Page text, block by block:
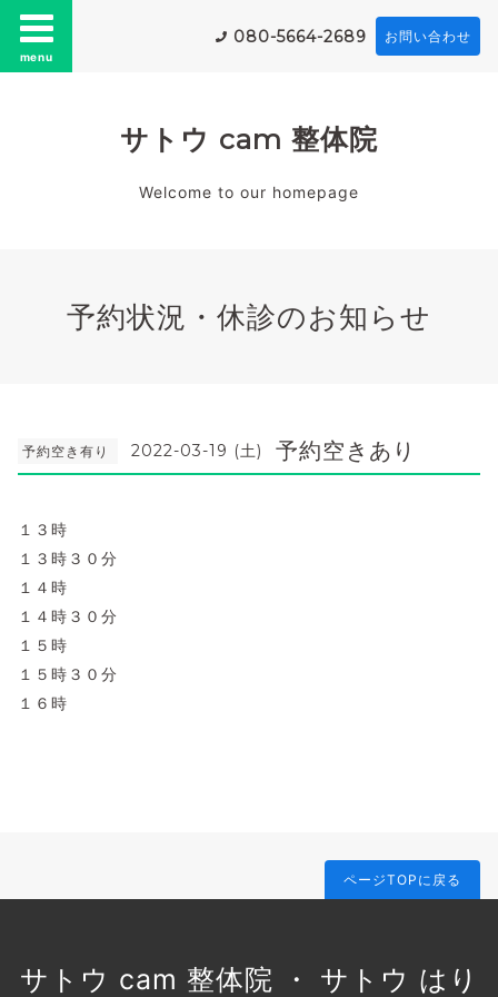
menu
080-5664-2689 お問い合わせ
サトウ cam 整体院
Welcome to our homepage
予約状況・休診のお知らせ
予約空き有り 2022-03-19 (土) 予約空きあり
１３時
１３時３０分
１４時
１４時３０分
１５時
１５時３０分
１６時
ページTOPに戻る
サトウ cam 整体院 ・ サトウ はり